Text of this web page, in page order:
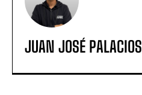
JUAN JOSÉ PALACIOS